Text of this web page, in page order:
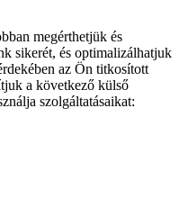
megérthetjük és
sikerét, és optimalizálhatjuk
az Ön titkosított
a következő külső
szolgáltatásaikat: